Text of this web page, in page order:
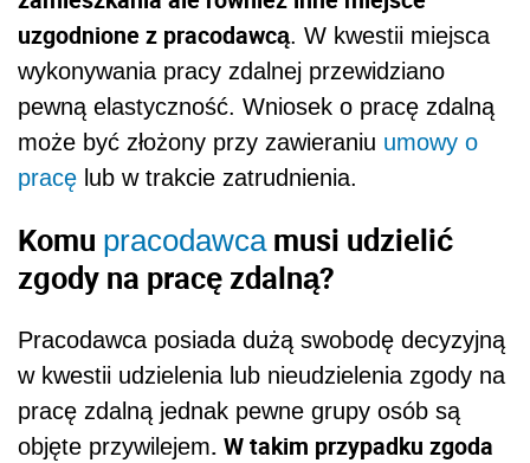
uzgodnione z pracodawcą. W kwestii miejsca
wykonywania pracy zdalnej przewidziano
pewną elastyczność. Wniosek o pracę zdalną
może być złożony przy zawieraniu umowy o
pracę lub w trakcie zatrudnienia.
Komu pracodawcamusi udzielić
zgody na pracę zdalną?
Pracodawca posiada dużą swobodę decyzyjną
w kwestii udzielenia lub nieudzielenia zgody na
pracę zdalną jednak pewne grupy osób są
objęte przywilejem. W takim przypadku zgoda